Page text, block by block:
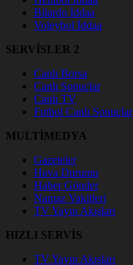
Bilardo İddaa
Voleybol İddaa
SERVİSLER 2
Canlı Borsa
Canlı Sonuçlar
Canlı TV
Futbol Canlı Sonuçlar
MULTİMEDYA
Gazeteler
Hava Durumu
Haber Gönder
Namaz Vakitleri
TV Yayın Akışları
HIZLI SERVİS
TV Yayın Akışları